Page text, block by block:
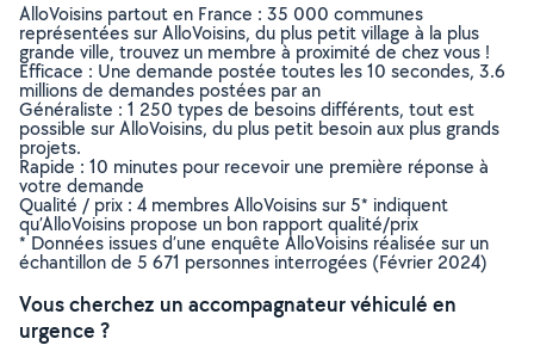
AlloVoisins partout en France : 35 000 communes
représentées sur AlloVoisins, du plus petit village à la plus
grande ville, trouvez un membre à proximité de chez vous !
Efficace : Une demande postée toutes les 10 secondes, 3.6
millions de demandes postées par an
Généraliste : 1 250 types de besoins différents, tout est
possible sur AlloVoisins, du plus petit besoin aux plus grands
projets.
Rapide : 10 minutes pour recevoir une première réponse à
votre demande
Qualité / prix : 4 membres AlloVoisins sur 5* indiquent
qu’AlloVoisins propose un bon rapport qualité/prix
* Données issues d’une enquête AlloVoisins réalisée sur un
échantillon de 5 671 personnes interrogées (Février 2024)
Vous cherchez un accompagnateur véhiculé en
urgence ?